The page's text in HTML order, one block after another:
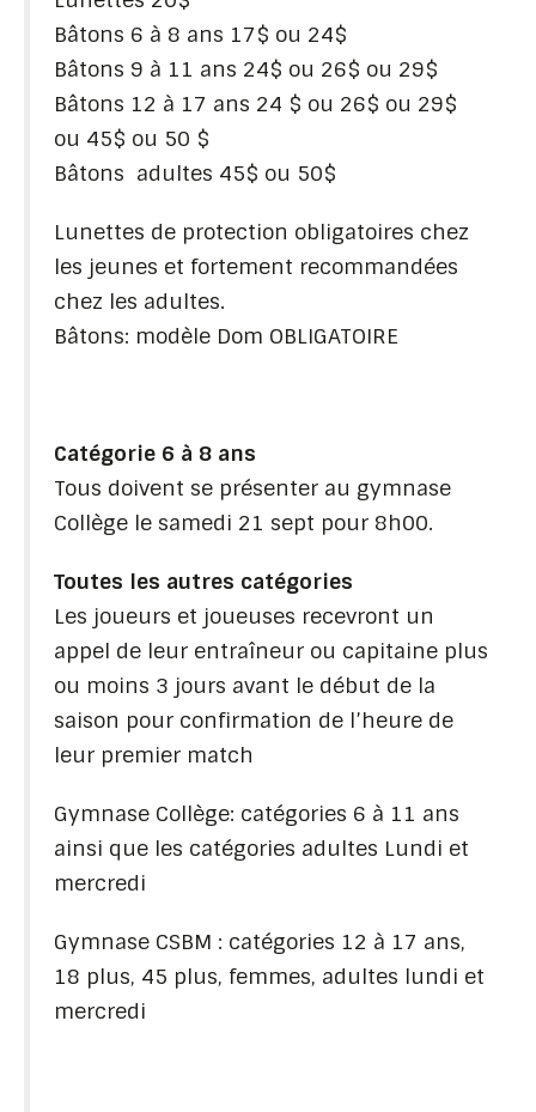
Bâtons 6 à 8 ans 17$ ou 24$
Bâtons 9 à 11 ans 24$ ou 26$ ou 29$
Bâtons 12 à 17 ans 24 $ ou 26$ ou 29$
ou 45$ ou 50 $
Bâtons adultes 45$ ou 50$
Lunettes de protection obligatoires chez
les jeunes et fortement recommandées
chez les adultes.
Bâtons: modèle Dom OBLIGATOIRE
Catégorie 6 à 8 ans
Tous doivent se présenter au gymnase
Collège le samedi 21 sept pour 8h00.
Toutes les autres catégories
Les joueurs et joueuses recevront un
appel de leur entraîneur ou capitaine plus
ou moins 3 jours avant le début de la
saison pour confirmation de l’heure de
leur premier match
Gymnase Collège: catégories 6 à 11 ans
ainsi que les catégories adultes Lundi et
mercredi
Gymnase CSBM : catégories 12 à 17 ans,
18 plus, 45 plus, femmes, adultes lundi et
mercredi